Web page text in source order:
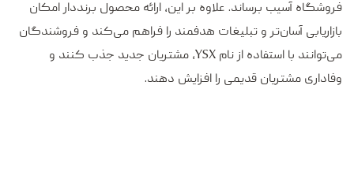
فروشگاه آسیب برساند. علاوه بر این، ارائه محصول برنددار امکان
بازاریابی آسان‌تر و تبلیغات هدفمند را فراهم می‌کند و فروشندگان
می‌توانند با استفاده از نام YSX، مشتریان جدید جذب کنند و
وفاداری مشتریان قدیمی را افزایش دهند.